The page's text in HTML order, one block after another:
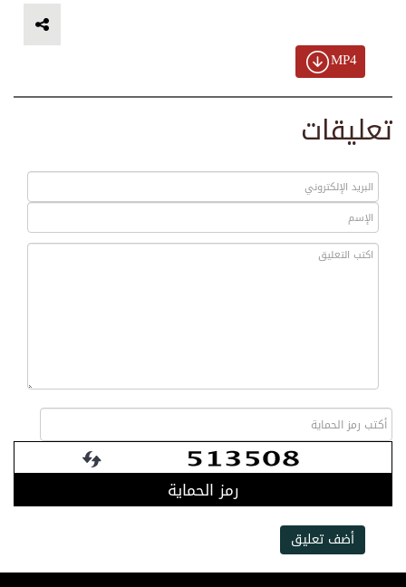
MP4
تعليقات
رمز الحماية
أضف تعليق